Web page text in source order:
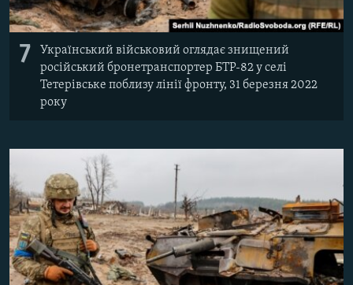
7
Український військовий оглядає знищений
російський бронетранспортер БТР-82 у селі
Тетерівське поблизу лінії фронту, 31 березня 2022
року